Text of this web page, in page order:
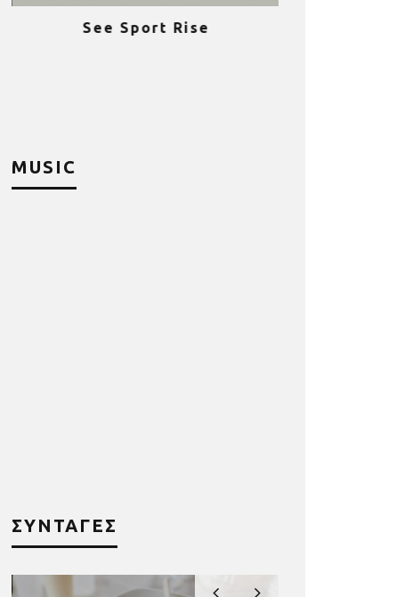
See Sport Rise
MUSIC
ΣΥΝΤΑΓΕΣ